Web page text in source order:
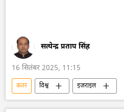
सत्येन्द्र प्रताप सिंह
16 सितंबर 2025, 11:15
कतर विश्व
इज़राइल
खाड़ी सहयोग परिषद
अमेरिका